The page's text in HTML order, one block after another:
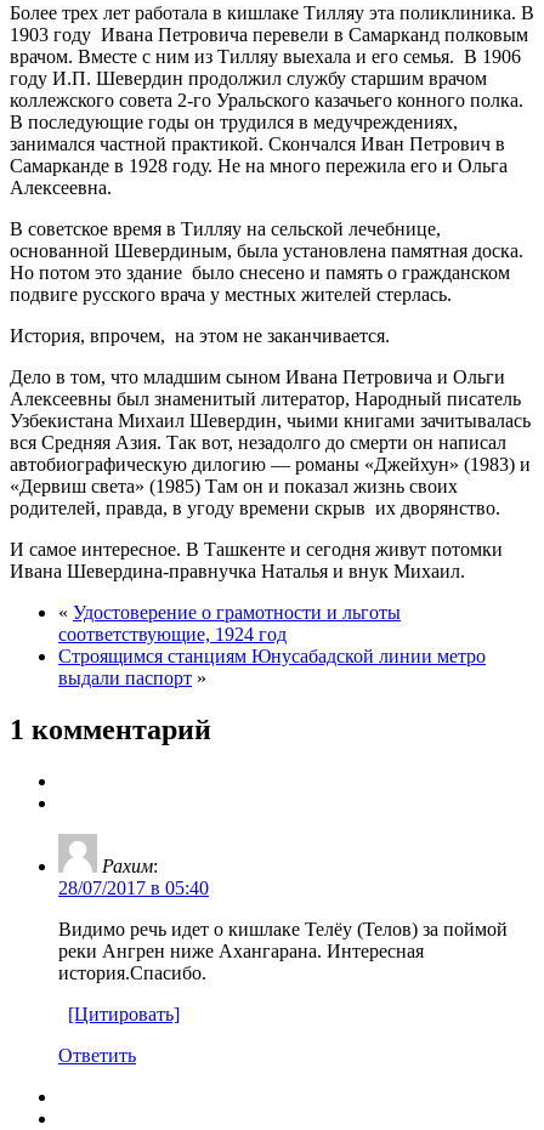
Более трех лет работала в кишлаке Тилляу эта поликлиника. В
1903 году Ивана Петровича перевели в Самарканд полковым
врачом. Вместе с ним из Тилляу выехала и его семья. В 1906
году И.П. Шевердин продолжил службу старшим врачом
коллежского совета 2-го Уральского казачьего конного полка.
В последующие годы он трудился в медучреждениях,
занимался частной практикой. Скончался Иван Петрович в
Самарканде в 1928 году. Не на много пережила его и Ольга
Алексеевна.
В советское время в Тилляу на сельской лечебнице,
основанной Шевердиным, была установлена памятная доска.
Но потом это здание было снесено и память о гражданском
подвиге русского врача у местных жителей стерлась.
История, впрочем, на этом не заканчивается.
Дело в том, что младшим сыном Ивана Петровича и Ольги
Алексеевны был знаменитый литератор, Народный писатель
Узбекистана Михаил Шевердин, чьими книгами зачитывалась
вся Средняя Азия. Так вот, незадолго до смерти он написал
автобиографическую дилогию — романы «Джейхун» (1983) и
«Дервиш света» (1985) Там он и показал жизнь своих
родителей, правда, в угоду времени скрыв их дворянство.
И самое интересное. В Ташкенте и сегодня живут потомки
Ивана Шевердина-правнучка Наталья и внук Михаил.
« Удостоверение о грамотности и льготы
соответствующие, 1924 год
Строящимся станциям Юнусабадской линии метро
выдали паспорт »
1 комментарий
Рахим:
28/07/2017 в 05:40
Видимо речь идет о кишлаке Телёу (Телов) за поймой
реки Ангрен ниже Ахангарана. Интересная
история.Спасибо.
[Цитировать]
Ответить